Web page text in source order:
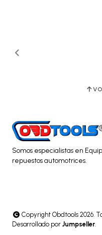
Somos especialistas en
repuestos automotrices.
Copyright Obdtools 2026.
Desarrollado por Jumpseller